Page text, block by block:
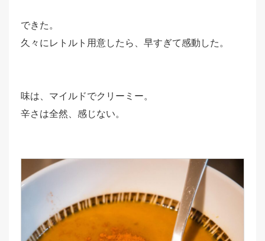
できた。
久々にレトルト用意したら、早すぎて感動した。
味は、マイルドでクリーミー。
辛さは全然、感じない。